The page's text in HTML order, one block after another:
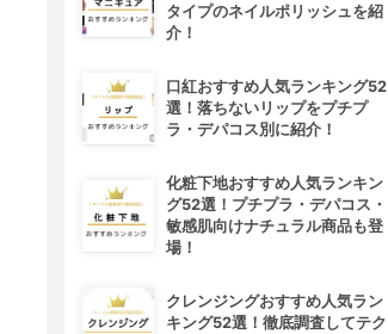
タイプのネイルポリッシュを紹
介！
口紅おすすめ人気ランキング52
選！落ちないリップをプチプ
ラ・デパコス別に紹介！
化粧下地おすすめ人気ランキン
グ52選！プチプラ・デパコス・
敏感肌向けナチュラル商品も登
場！
クレンジングおすすめ人気ラン
キング52選！徹底調査してテク